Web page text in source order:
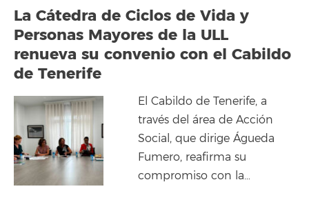
La Cátedra de Ciclos de Vida y
Personas Mayores de la ULL
renueva su convenio con el Cabildo
de Tenerife
El Cabildo de Tenerife, a
través del área de Acción
Social, que dirige Águeda
Fumero, reafirma su
compromiso con la…